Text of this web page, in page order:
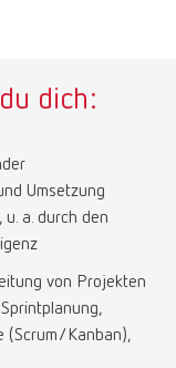
dich:
Umsetzung
a. durch den
von Projekten
(Scrum/Kanban),